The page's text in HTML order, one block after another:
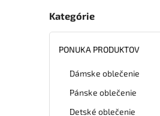
Kategórie
PONUKA PRODUKTOV
Dámske oblečenie
Pánske oblečenie
Detské oblečenie